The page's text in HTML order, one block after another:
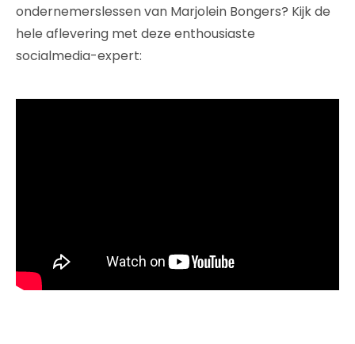
ondernemerslessen van Marjolein Bongers? Kijk de
hele aflevering met deze enthousiaste
socialmedia-expert: